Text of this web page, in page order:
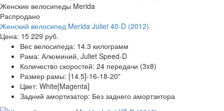
Женские велосипеды Merida
Распродано
Женский велосипед Merida Juliet 40-D (2012)
Цена: 15 229 руб.
Вес велосипеда: 14.3 килограмм
Рама: Алюминий, Juliet Speed-D
Количество скоростей: 24 передачи (3x8)
Размер рамы: [14.5]-16-18-20"
Цвет: White[Magenta]
Задний амортизатор: Без заднего амортзитора